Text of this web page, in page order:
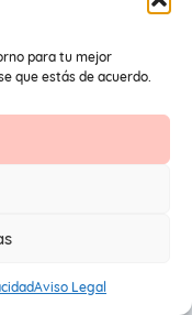
para tu mejor
que estás de acuerdo.
Aviso Legal
de datos
Navarro. Todos los